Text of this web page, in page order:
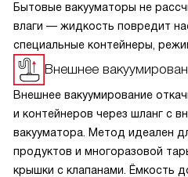
Бытовые вакууматоры не
влаги — жидкость повредит
специальные контейнеры,
предварительно заморозьте
упаковка экономит место,
и идеально подходит для
су-вид. Строго соблюдайте
служила годами. Это
кухни.
Внешнее
Внешнее вакуумирование
и контейнеров через шланг с
вакууматора. Метод идеален
продуктов и многоразовой
крышки с клапанами. Ёмкость